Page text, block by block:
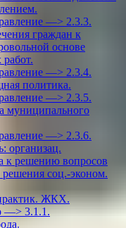
—> 2.3.3.
граждан к
основе
—> 2.3.4.
политика.
—> 2.3.5.
муниципального
—> 2.3.6.
организац.
к решению вопросов
решения соц.-эконом.
ЖКХ.
—> 3.1.1.